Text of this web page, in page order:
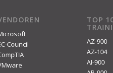
Council
TOP
AZ-900
AZ-104
AI-900